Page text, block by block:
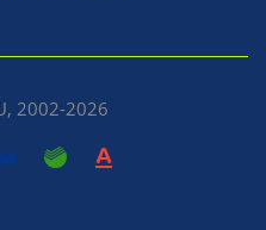
2002-2026